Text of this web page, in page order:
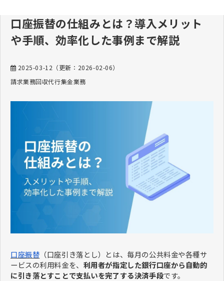
口座振替の仕組みとは？導入メリット
や手順、効率化した事例まで解説
2025-03-12 （更新： 2026-02-06）
請求業務回収代行集金業務
口座振替 （口座引き落とし）とは、毎月の公共料金や各種サ
ービスの利用料金を、 利用者が指定した銀行口座から自動的
に引き落とすことで支払いを完了する決済手段です。